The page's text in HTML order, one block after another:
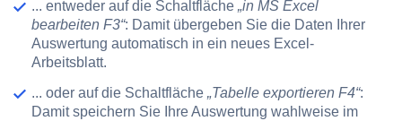
... entweder auf die Schaltfläche „in MS Excel
bearbeiten F3“: Damit übergeben Sie die Daten Ihrer
Auswertung automatisch in ein neues Excel-
Arbeitsblatt.
... oder auf die Schaltfläche „Tabelle exportieren F4“:
Damit speichern Sie Ihre Auswertung wahlweise im